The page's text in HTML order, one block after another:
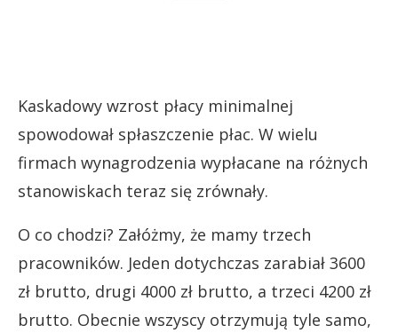
Kaskadowy wzrost płacy minimalnej
spowodował spłaszczenie płac. W wielu
firmach wynagrodzenia wypłacane na różnych
stanowiskach teraz się zrównały.
O co chodzi? Załóżmy, że mamy trzech
pracowników. Jeden dotychczas zarabiał 3600
zł brutto, drugi 4000 zł brutto, a trzeci 4200 zł
brutto. Obecnie wszyscy otrzymują tyle samo,